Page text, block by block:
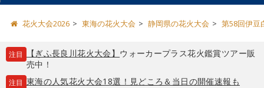
花火大会2026 東海の花火大会 静岡県の花火大会 第58回伊豆
注目 【ぎふ長良川花火大会】 ウォーカープラス花火鑑賞ツアー販
売中！
注目 東海の人気花火大会18選！見どころ＆当日の開催速報も